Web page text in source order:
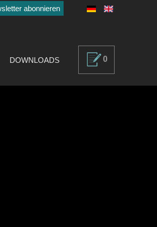
abonnieren
DOWNLOADS 0